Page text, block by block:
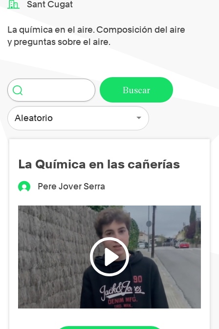
Sant Cugat
La química en el aire. Composición del aire
y preguntas sobre el aire.
Aleatorio
La Química en las cañerías
Pere Jover Serra